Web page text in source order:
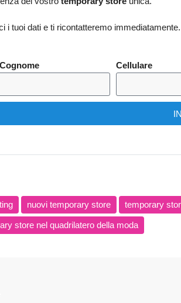
i tuoi dati e ti ricontatteremo immediatamente.
Cellulare
nuovi temporary store temporary
store nel quadrilatero della moda